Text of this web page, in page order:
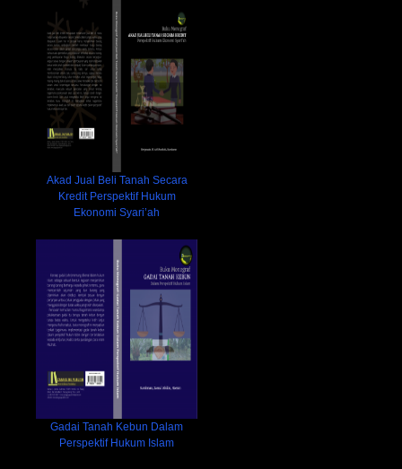
Akad Jual Beli Tanah Secara
Kredit Perspektif Hukum
Ekonomi Syari’ah
Gadai Tanah Kebun Dalam
Perspektif Hukum Islam